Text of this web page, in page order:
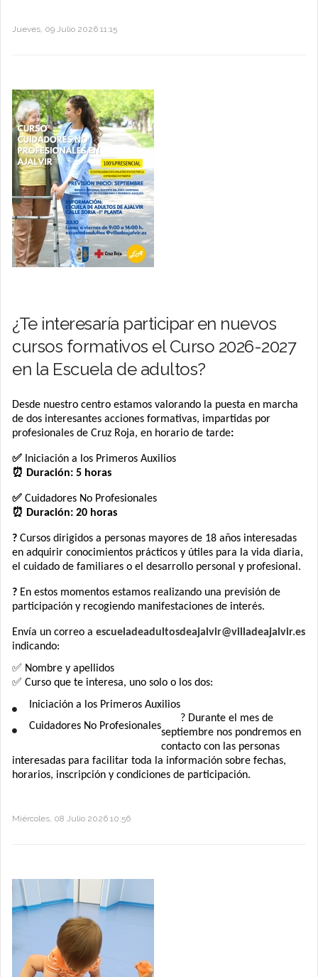
Jueves, 09 Julio 2026 11:15
¿Te interesaría participar en nuevos
cursos formativos el Curso 2026-2027
en la Escuela de adultos?
Desde nuestro centro estamos valorando la puesta en marcha
de dos interesantes acciones formativas, impartidas por
profesionales de Cruz Roja, en horario de tarde:
✅ Iniciación a los Primeros Auxilios
⏰ Duración: 5 horas
✅ Cuidadores No Profesionales
⏰ Duración: 20 horas
? Cursos dirigidos a personas mayores de 18 años interesadas
en adquirir conocimientos prácticos y útiles para la vida diaria,
el cuidado de familiares o el desarrollo personal y profesional.
? En estos momentos estamos realizando una previsión de
participación y recogiendo manifestaciones de interés.
Envía un correo a escueladeadultosdeajalvir@villadeajalvir.es
indicando:
✅ Nombre y apellidos
✅ Curso que te interesa, uno solo o los dos:
Iniciación a los Primeros Auxilios
Cuidadores No Profesionales
? Durante el mes de
septiembre nos pondremos en
contacto con las personas
interesadas para facilitar toda la información sobre fechas,
horarios, inscripción y condiciones de participación.
Miércoles, 08 Julio 2026 10:56